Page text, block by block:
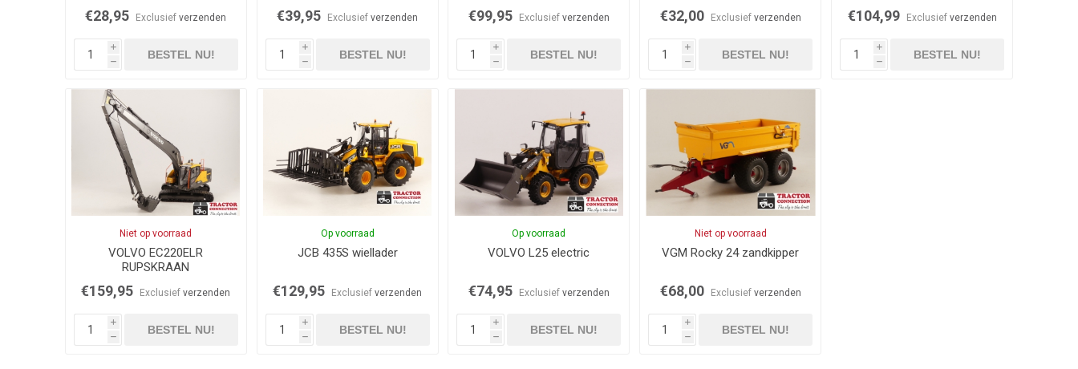
€28,95 Exclusiefverzenden
i
h
BESTEL NU!
€39,95 Exclusiefverzenden
i
h
BESTEL NU!
€99,95 Exclusief verzenden
i
h
BESTEL NU!
€32,00 Exclusief verzenden
i
h
BESTEL NU!
€104,99 Exclusief verzenden
i
h
BESTEL NU!
Niet op voorraad
VOLVO EC220ELR
RUPSKRAAN
€159,95 Exclusiefverzenden
i
h
BESTEL NU!
Op voorraad
JCB 435S wiellader
€129,95 Exclusiefverzenden
i
h
BESTEL NU!
Op voorraad
VOLVO L25 electric
€74,95 Exclusief verzenden
i
h
BESTEL NU!
Niet op voorraad
VGM Rocky 24 zandkipper
€68,00 Exclusief verzenden
i
h
BESTEL NU!